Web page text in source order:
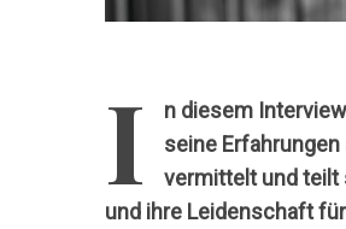
I
n diesem
seine
vermittelt und teilt
und ihre Leidenschaft